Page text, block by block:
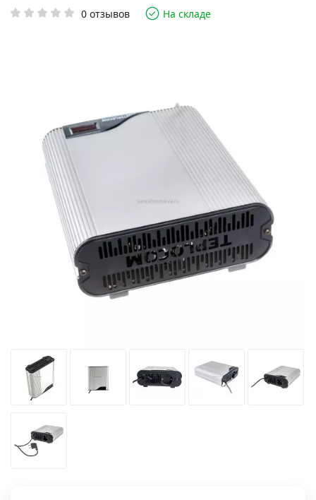
0 отзывов На складе